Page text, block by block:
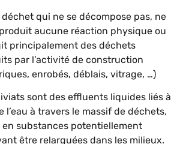
déchet qui ne se décompose pas, ne
aucune réaction physique ou
principalement des déchets
par l’activité de construction
enrobés, déblais, vitrage, …)
sont des effluents liquides liés à
l’eau à travers le massif de déchets,
substances potentiellement
être relarguées dans les milieux.